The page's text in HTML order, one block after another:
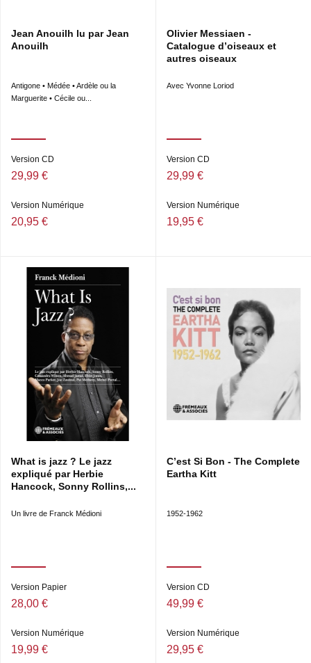
Jean Anouilh lu par Jean
Anouilh
Antigone • Médée • Ardèle ou la
Marguerite • Cécile ou...
Version CD
29,99 €
Version Numérique
20,95 €
Olivier Messiaen -
Catalogue d’oiseaux et
autres oiseaux
Avec Yvonne Loriod
Version CD
29,99 €
Version Numérique
19,95 €
What is jazz ? Le jazz
expliqué par Herbie
Hancock, Sonny Rollins,...
Un livre de Franck Médioni
Version Papier
28,00 €
Version Numérique
19,99 €
C’est Si Bon - The Complete
Eartha Kitt
1952-1962
Version CD
49,99 €
Version Numérique
29,95 €